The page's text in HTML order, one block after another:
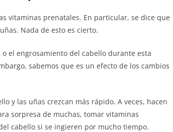
vitaminas prenatales. En particular, se dice que
Nada de esto es cierto.
el engrosamiento del cabello durante esta
sabemos que es un efecto de los cambios
y las uñas crezcan más rápido. A veces, hacen
sorpresa de muchas, tomar vitaminas
cabello si se ingieren por mucho tiempo.